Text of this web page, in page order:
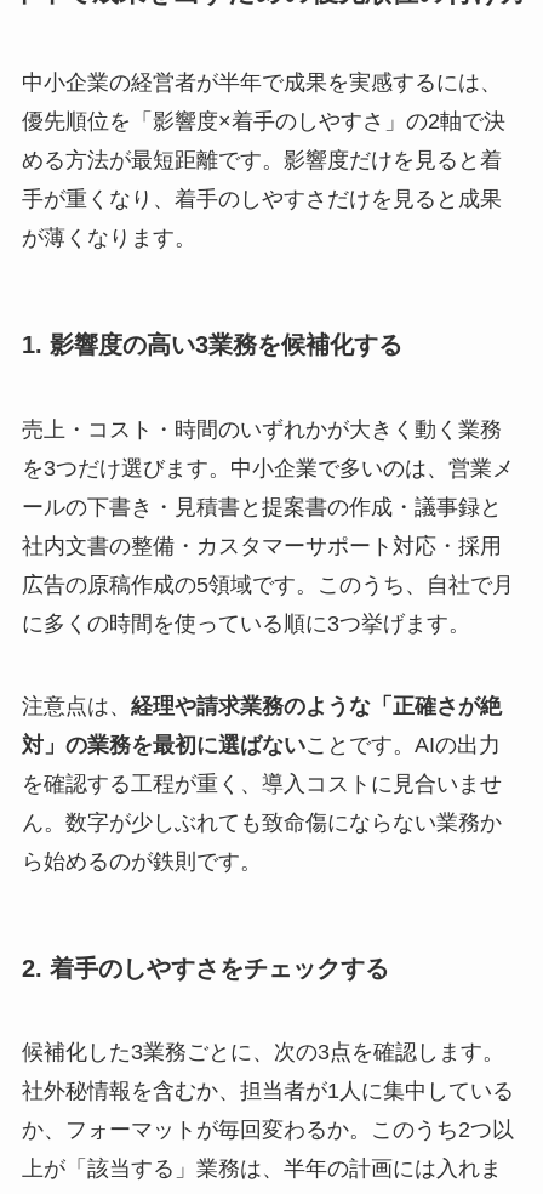
中小企業の経営者が半年で成果を実感するには、
優先順位を「影響度×着手のしやすさ」の2軸で決
める方法が最短距離です。影響度だけを見ると着
手が重くなり、着手のしやすさだけを見ると成果
が薄くなります。
1. 影響度の高い3業務を候補化する
売上・コスト・時間のいずれかが大きく動く業務
を3つだけ選びます。中小企業で多いのは、営業メ
ールの下書き・見積書と提案書の作成・議事録と
社内文書の整備・カスタマーサポート対応・採用
広告の原稿作成の5領域です。このうち、自社で月
に多くの時間を使っている順に3つ挙げます。
注意点は、 経理や請求業務のような「正確さが絶
対」の業務を最初に選ばないことです。AIの出力
を確認する工程が重く、導入コストに見合いませ
ん。数字が少しぶれても致命傷にならない業務か
ら始めるのが鉄則です。
2. 着手のしやすさをチェックする
候補化した3業務ごとに、次の3点を確認します。
社外秘情報を含むか、担当者が1人に集中している
か、フォーマットが毎回変わるか。このうち2つ以
上が「該当する」業務は、半年の計画には入れま